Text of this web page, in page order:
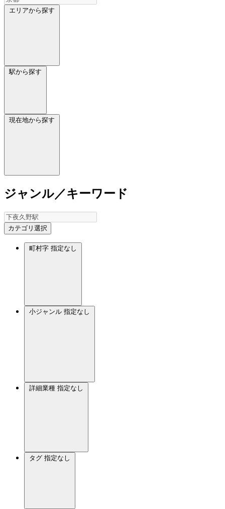
エリアから探す
駅から探す
現在地から探す
ジャンル／キーワード
カテゴリ選択
町村字 指定なし
小ジャンル 指定なし
詳細業種 指定なし
タグ 指定なし